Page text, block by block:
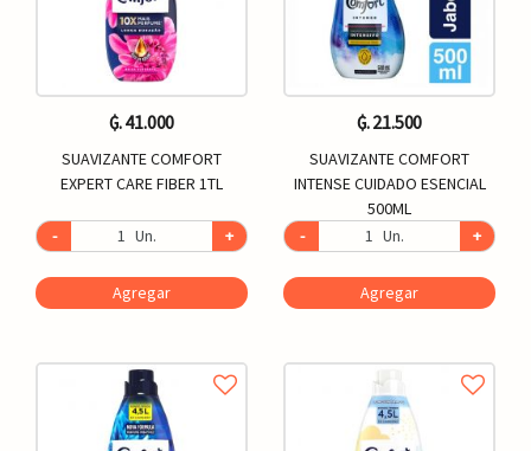
₲. 41.000
SUAVIZANTE COMFORT
EXPERT CARE FIBER 1TL
- Un. +
Agregar
₲. 21.500
SUAVIZANTE COMFORT
INTENSE CUIDADO ESENCIAL
500ML
-
Un. +
Agregar